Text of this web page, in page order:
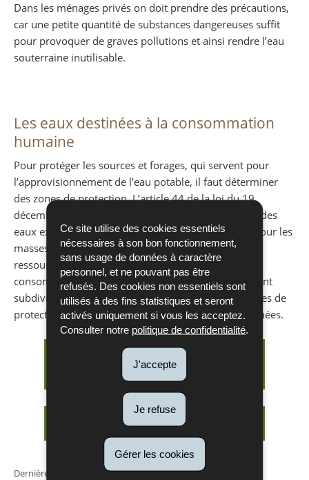
Ce site utilise des cookies essentiels
nécessaires à son bon fonctionnement,
sans usage de données à caractère
personnel, et ne pouvant pas être
refusés. Des cookies non essentiels sont
utilisés à des fins statistiques et seront
activés uniquement si vous les acceptez.
Consulter notre politique de confidentialité
J'accepte
Je refuse
Gérer les cookies
Dans les ménages privés on doit prendre des précautions,
car une petite quantité de substances dangereuses suffit
pour provoquer de graves pollutions et ainsi rendre l’eau
souterraine inutilisable.
Les eaux destinées à la consommation
humaine
Pour protéger les sources et forages, qui servent pour
l’approvisionnement de l’eau potable, il faut déterminer
des zones de protection. L’article 44 de la loi du 19
décembre 2008 relative à la protection et la gestion des
eaux exige la délimitation des zones de protection pour les
masses d’eau ou parties de masses d’eau servant de
ressource à la production d’eau destinée à la
consommation humaine. Ces zones de protection sont
subdivisées en zones de protection immédiates, zones de
protection rapprochées et zones de protection éloignées.
Délimitation Zones de protection
eau souterraine
Réseau de surveillance
Dernière mise à jour 19/01/2018